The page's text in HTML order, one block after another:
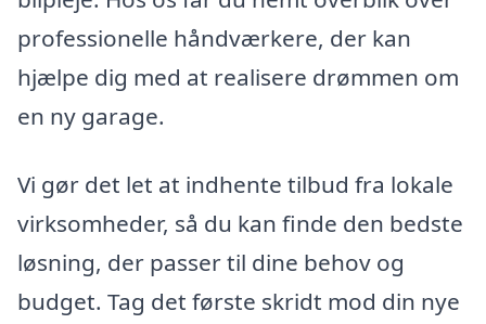
professionelle håndværkere, der kan
hjælpe dig med at realisere drømmen om
en ny garage.
Vi gør det let at indhente tilbud fra lokale
virksomheder, så du kan finde den bedste
løsning, der passer til dine behov og
budget. Tag det første skridt mod din nye